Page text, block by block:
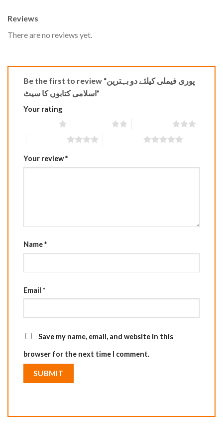
Reviews
There are no reviews yet.
Be the first to review “پوری فیملی کیلئے دو بہترین
اسلامی کتابوں کا سیٹ”
Your rating
Your review*
Name*
Email *
Save my name, email, and website in this
browser for the next time I comment.